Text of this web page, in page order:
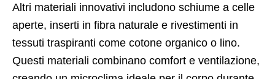
Altri materiali innovativi includono schiume a celle
aperte, inserti in fibra naturale e rivestimenti in
tessuti traspiranti come cotone organico o lino.
Questi materiali combinano comfort e ventilazione,